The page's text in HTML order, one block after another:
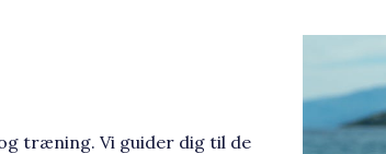
træning. Vi guider dig til de